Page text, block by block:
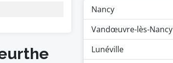
Nancy
Vandœuvre-lès-Nancy
Lunéville